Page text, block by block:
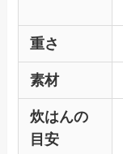
重さ
素材
炊はんの
目安